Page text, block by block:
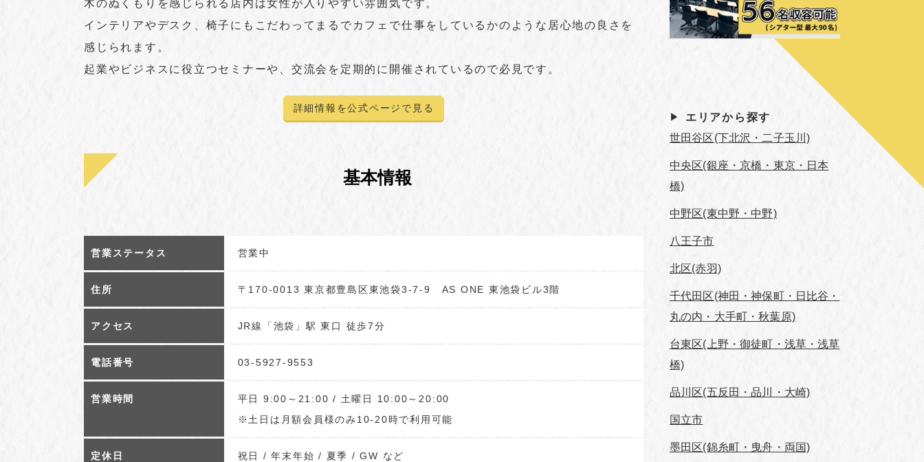
木のぬくもりを感じられる店内は女性が入りやすい雰囲気です。
インテリアやデスク、椅子にもこだわってまるでカフェで仕事をしているかのような居心地の良さを
感じられます。
起業やビジネスに役立つセミナーや、交流会を定期的に開催されているので必見です。
詳細情報を公式ページで見る
基本情報
営業ステータス 営業中
住所 〒170-0013 東京都豊島区東池袋3-7-9 AS ONE 東池袋ビル3階
アクセス JR線「池袋」駅 東口 徒歩7分
電話番号 03-5927-9553
営業時間
平日 9:00～21:00 / 土曜日 10:00～20:00
※土日は月額会員様のみ10-20時で利用可能
定休日 祝日 / 年末年始 / 夏季 / GW など
エリアから探す
世田谷区(下北沢・二子玉川)
中央区(銀座・京橋・東京・日本
橋)
中野区(東中野・中野)
八王子市
北区(赤羽)
千代田区(神田・神保町・日比谷・
丸の内・大手町・秋葉原)
台東区(上野・御徒町・浅草・浅草
橋)
品川区(五反田・品川・大崎)
国立市
墨田区(錦糸町・曳舟・両国)